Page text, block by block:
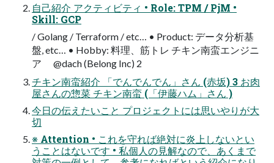
自己紹介 アクティビティ • Role: TPM / PjM •
Skill: GCP
/ Golang / Terraform / etc… • Product: データ分析基
盤, etc… • Hobby: 料理、筋トレ チキン南蛮エンジニ
ア @dach (Belong Inc) 2
チキン南蛮紹介 「でんでんでん」さん (赤坂) 3 お肉
屋さんの惣菜 チキン南蛮 (「伊藤ハム」さん )
今日の伝えたいこと プロジェクトには思いやりが大
切
※ Attention • これを守れば絶対に炎上しないとい
うことはないです • 私個人の見解なので、あくまで